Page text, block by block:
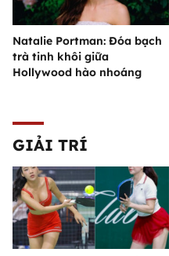
Natalie Portman: Đóa bạch
trà tinh khôi giữa
Hollywood hào nhoáng
GIẢI TRÍ